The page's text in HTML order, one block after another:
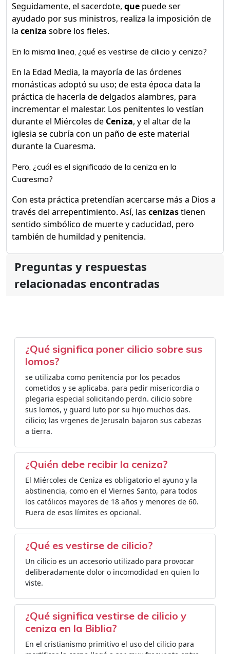
Seguidamente, el sacerdote, que puede ser
ayudado por sus ministros, realiza la imposición de
la ceniza sobre los fieles.
En la misma linea, ¿qué es vestirse de cilicio y ceniza?
En la Edad Media, la mayoría de las órdenes
monásticas adoptó su uso; de esta época data la
práctica de hacerla de delgados alambres, para
incrementar el malestar. Los penitentes lo vestían
durante el Miércoles de Ceniza, y el altar de la
iglesia se cubría con un paño de este material
durante la Cuaresma.
Pero, ¿cuál es el significado de la ceniza en la
Cuaresma?
Con esta práctica pretendían acercarse más a Dios a
través del arrepentimiento. Así, las cenizastienen
sentido simbólico de muerte y caducidad, pero
también de humildad y penitencia.
Preguntas y respuestas
relacionadas encontradas
¿Qué significa poner cilicio sobre sus
lomos?
se utilizaba como penitencia por los pecados
cometidos y se aplicaba. para pedir misericordia o
plegaria especial solicitando perdn. cilicio sobre
sus lomos, y guard luto por su hijo muchos das.
cilicio; las vrgenes de Jerusaln bajaron sus cabezas
a tierra.
¿Quién debe recibir la ceniza?
El Miércoles de Ceniza es obligatorio el ayuno y la
abstinencia, como en el Viernes Santo, para todos
los católicos mayores de 18 años y menores de 60.
Fuera de esos límites es opcional.
¿Qué es vestirse de cilicio?
Un cilicio es un accesorio utilizado para provocar
deliberadamente dolor o incomodidad en quien lo
viste.
¿Qué significa vestirse de cilicio y
ceniza en la Biblia?
En el cristianismo primitivo el uso del cilicio para